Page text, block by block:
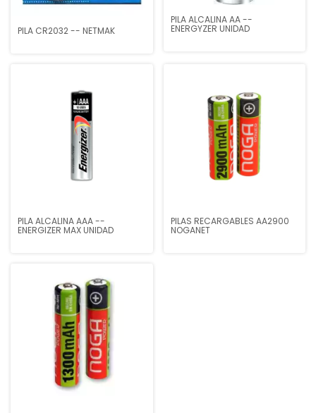
PILA CR2032 -- NETMAK
PILA ALCALINA AA --
ENERGYZER UNIDAD
PILA ALCALINA AAA --
ENERGIZER MAX UNIDAD
PILAS RECARGABLES AA2900
NOGANET